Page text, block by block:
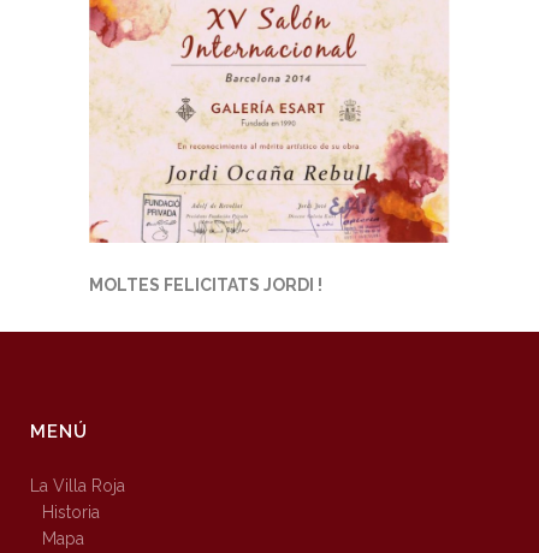
MOLTES FELICITATS JORDI !
MENÚ
La Villa Roja
Historia
Mapa